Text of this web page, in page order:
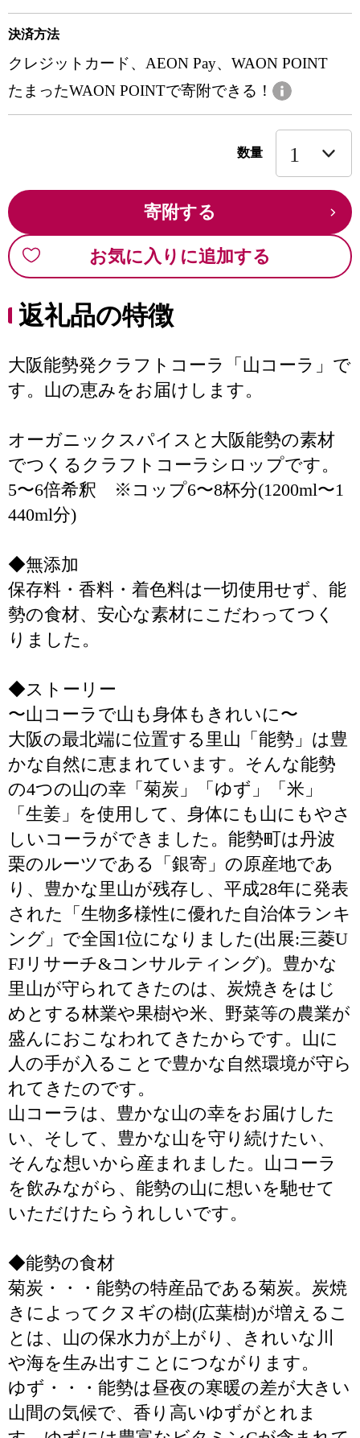
決済方法
クレジットカード、AEON Pay、WAON POINT
たまったWAON POINTで寄附できる！
数量
寄附する
お気に入りに追加する
返礼品の特徴
大阪能勢発クラフトコーラ「山コーラ」で
す。山の恵みをお届けします。
オーガニックスパイスと大阪能勢の素材
でつくるクラフトコーラシロップです。
5〜6倍希釈 ※コップ6〜8杯分(1200ml〜1
440ml分)
◆無添加
保存料・香料・着色料は一切使用せず、能
勢の食材、安心な素材にこだわってつく
りました。
◆ストーリー
〜山コーラで山も身体もきれいに〜
大阪の最北端に位置する里山「能勢」は豊
かな自然に恵まれています。そんな能勢
の4つの山の幸「菊炭」「ゆず」「米」
「生姜」を使用して、身体にも山にもやさ
しいコーラができました。能勢町は丹波
栗のルーツである「銀寄」の原産地であ
り、豊かな里山が残存し、平成28年に発表
された「生物多様性に優れた自治体ランキ
ング」で全国1位になりました(出展:三菱U
FJリサーチ&コンサルティング)。豊かな
里山が守られてきたのは、炭焼きをはじ
めとする林業や果樹や米、野菜等の農業が
盛んにおこなわれてきたからです。山に
人の手が入ることで豊かな自然環境が守ら
れてきたのです。
山コーラは、豊かな山の幸をお届けした
い、そして、豊かな山を守り続けたい、
そんな想いから産まれました。山コーラ
を飲みながら、能勢の山に想いを馳せて
いただけたらうれしいです。
◆能勢の食材
菊炭・・・能勢の特産品である菊炭。炭焼
きによってクヌギの樹(広葉樹)が増えるこ
とは、山の保水力が上がり、きれいな川
や海を生み出すことにつながります。
ゆず・・・能勢は昼夜の寒暖の差が大きい
山間の気候で、香り高いゆずがとれま